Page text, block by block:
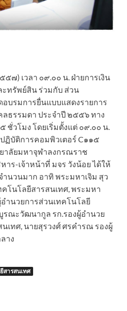
๗) เวลา ๐๙.๐๐ น. ฝ่ายการเงิน
ทรัพย์สิน ร่วมกับ ส่วน
อบรมการยื่นแบบแสดงรายการ
ธรรมดา ประจำปี ๒๕๕๖ ทาง
ชั่วโมง โดยเริ่มตั้งแต่ ๐๙.๐๐ น.
ฏิบัติการคอมพิวเตอร์ C๑๑๕
าลัยมหาจุฬาลงกรณราช
าร-เจ้าหน้าที่ มจร วังน้อย ได้ให้
ำนวนมาก อาทิ พระมหาเจิม สุว
โนโลยีสารสนเทศ, พระมหา
ำนวยการส่วนเทคโนโลยี
รณะวัฒนากูล รก.รองผู้อำนวย
เทศ, นายสุรวงศ์ ศรคำรณ รองผู้
าง
สารสนเทศ